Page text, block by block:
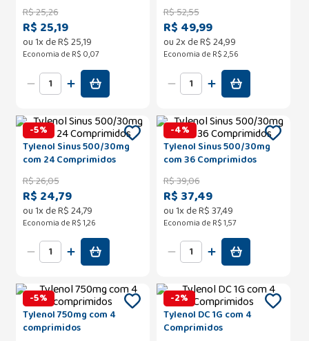
R$25,26
R$ 25,19
ou1x deR$25,19
Economia de R$ 0,07
R$52,55
R$ 49,99
ou2x deR$24,99
Economia de R$ 2,56
-5%
Tylenol Sinus 500/30mg
com 24 Comprimidos
R$26,05
R$ 24,79
ou1x deR$24,79
Economia de R$ 1,26
-4%
Tylenol Sinus 500/30mg
com 36 Comprimidos
R$39,06
R$ 37,49
ou1x deR$37,49
Economia de R$ 1,57
-5%
Tylenol 750mg com 4
comprimidos
-2%
Tylenol DC 1G com 4
Comprimidos